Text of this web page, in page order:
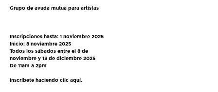
Grupo de ayuda mutua para artistas
Inscripciones hasta: 1 noviembre 2025
Inicio: 8 noviembre 2025
Todos los sábados entre el 8 de
noviembre y 13 de diciembre 2025
De 11am a 2pm
Inscríbete haciendo clic aquí.